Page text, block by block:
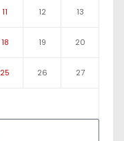
11 12 13
18 19 20
25 26 27